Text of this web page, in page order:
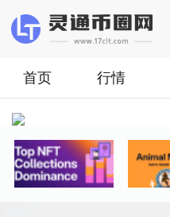
首页 行情